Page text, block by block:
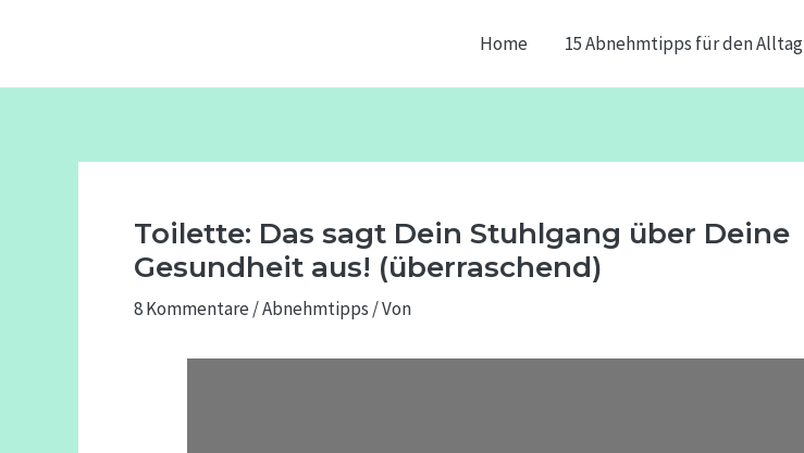
Home 15 Abnehmtipps für den Alltag
Toilette: Das sagt Dein Stuhlgang über Deine
Gesundheit aus! (überraschend)
8 Kommentare /Abnehmtipps / Von